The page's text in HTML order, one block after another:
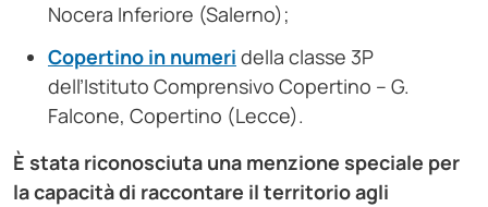
Nocera Inferiore (Salerno);
Copertino in numeri della classe 3P
dell’Istituto Comprensivo Copertino – G.
Falcone, Copertino (Lecce).
È stata riconosciuta una menzione speciale per
la capacità di raccontare il territorio agli